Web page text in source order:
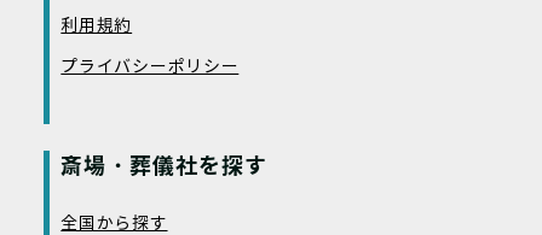
利用規約
プライバシーポリシー
斎場・葬儀社を探す
全国から探す